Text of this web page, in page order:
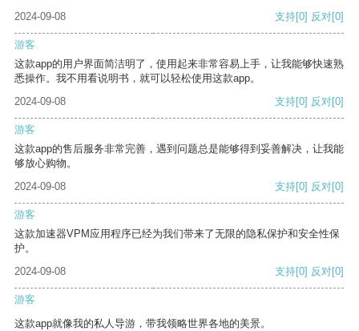
2024-09-08 支持[0] 反对[0]
游客
这款app的用户界面简洁明了，使用起来非常容易上手，让我能够快速熟
悉操作。我不用看说明书，就可以轻松使用这款app。
2024-09-08
支持[0] 反对[0]
游客
这款app的售后服务非常完善，遇到问题总是能够得到妥善解决，让我能
够放心购物。
2024-09-08
支持[0] 反对[0]
游客
这款加速器VPM应用程序已经为我们带来了无限的隐私保护和安全性保
护。
2024-09-08
支持[0] 反对[0]
游客
这款app就像我的私人导游，带我领略世界各地的美景。